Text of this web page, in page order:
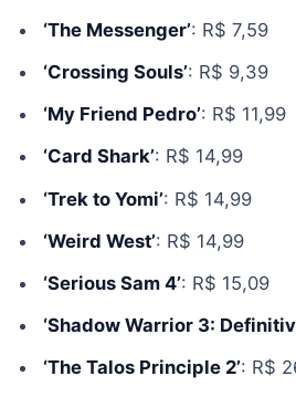
‘The Messenger’: R$ 7,59
‘Crossing Souls’: R$ 9,39
‘My Friend Pedro’: R$ 11,99
‘Card Shark’: R$ 14,99
‘Trek to Yomi’: R$ 14,99
‘Weird West’: R$ 14,99
‘Serious Sam 4’: R$ 15,09
‘Shadow Warrior 3:
‘The Talos Principle 2’: R$